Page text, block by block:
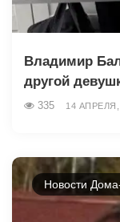
Владимир
другой
335 14 АПРЕЛЯ,
Новости